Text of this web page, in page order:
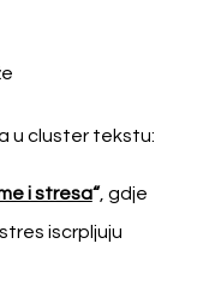
u cluster tekstu:
i stresa“, gdje
iscrpljuju